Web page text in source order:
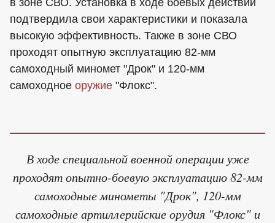
в зоне СВО. Установка в ходе боевых действий
подтвердила свои характеристики и показала
высокую эффективность. Также в зоне СВО
проходят опытную эксплуатацию 82-мм
самоходный миномет "Дрок" и 120-мм
самоходное оружие "Флокс".
В ходе специальной военной операции уже
проходят опытно-боевую эксплуатацию 82-мм
самоходные минометы "Дрок", 120-мм
самоходные артиллерийские орудия "Флокс" и